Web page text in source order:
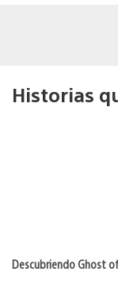
Historias
Descubriendo Ghost